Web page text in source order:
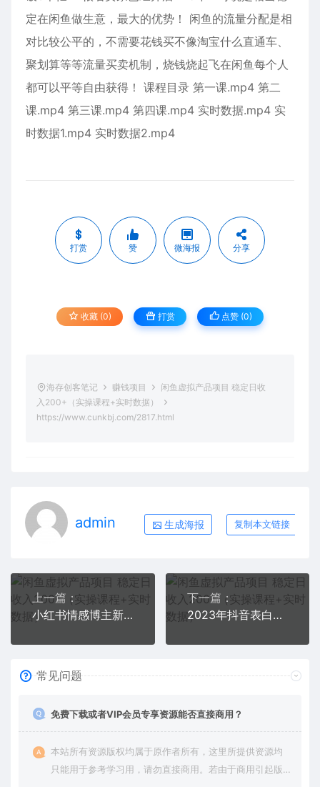
定在闲鱼做生意，最大的优势！ 闲鱼的流量分配是相
对比较公平的，不需要花钱买不像淘宝什么直通车、
聚划算等等流量买卖机制，烧钱烧起飞在闲鱼每个人
都可以平等自由获得！ 课程目录 第一课.mp4 第二
课.mp4 第三课.mp4 第四课.mp4 实时数据.mp4 实
时数据1.mp4 实时数据2.mp4
打赏 赞 微海报 分享
收藏 (0) 打赏 点赞 (0)
海存创客笔记 赚钱项目
闲鱼虚拟产品项目 稳定日收
入200+（实操课程+实时数据）
https://www.cunkbj.com/2817.html
admin 生成海报 复制本文链接
上一篇：
小红书情感博主新玩法，巨大流量，客单价200+
下一篇：
2023年抖音表白视频半无人直播项目 一单赚19.9到39.9元（教程+资源+话术）
常见问题
免费下载或者VIP会员专享资源能否直接商用？
本站所有资源版权均属于原作者所有，这里所提供资源均
只能用于参考学习用，请勿直接商用。若由于商用引起版